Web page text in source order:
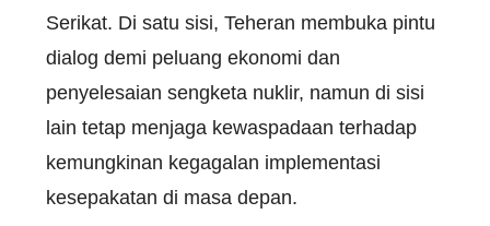
Serikat. Di satu sisi, Teheran membuka pintu
dialog demi peluang ekonomi dan
penyelesaian sengketa nuklir, namun di sisi
lain tetap menjaga kewaspadaan terhadap
kemungkinan kegagalan implementasi
kesepakatan di masa depan.